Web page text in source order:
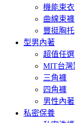
機能束衣
曲線束褲
豐挺胸托
型男內著
超值任選
MIT台灣
三角褲
四角褲
男性內著
私密保養